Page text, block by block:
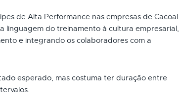
de Alta Performance nas empresas de Cacoal
linguagem do treinamento à cultura empresarial,
e integrando os colaboradores com a
esperado, mas costuma ter duração entre